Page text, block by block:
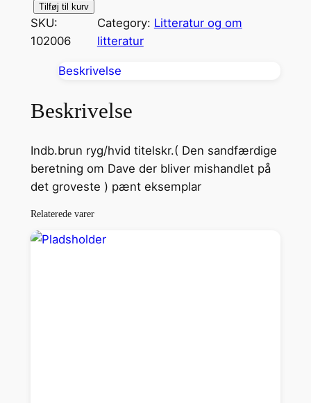
M
i
t
a
t
a
l
Tilføj til kurv
SKU:
102006
Category: Litteratur og om
litteratur
Beskrivelse
Beskrivelse
Indb.brun ryg/hvid titelskr.( Den sandfærdige
beretning om Dave der bliver mishandlet på
det groveste ) pænt eksemplar
Relaterede varer